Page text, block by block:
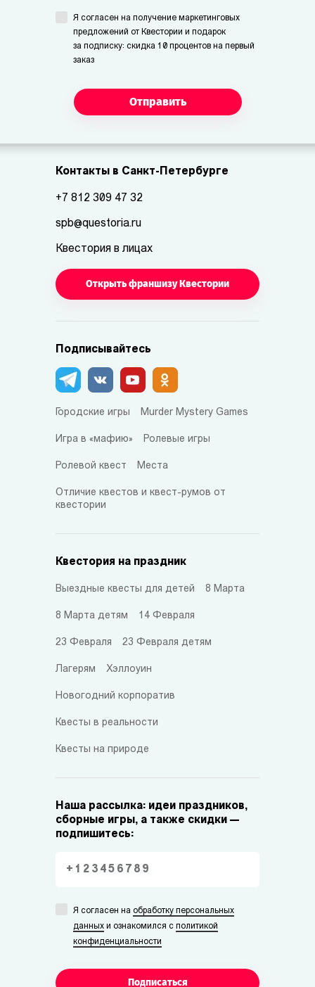
Я согласен на получение маркетинговых
предложений от Квестории и подарок
за подписку: скидка 10 процентов на первый
заказ
Отправить
Контакты в Санкт-Петербурге
+7 812 309 47 32
spb@questoria.ru
Квестория в лицах
Открыть франшизу Квестории
Подписывайтесь
Городские игры Murder Mystery Games
Игра в «мафию» Ролевые игры
Ролевой квест Места
Отличие квестов и квест-румов от
квестории
Квестория на праздник
Выездные квесты для детей 8 Марта
8 Марта детям 14 Февраля
23 Февраля 23 Февраля детям
Лагерям Хэллоуин
Новогодний корпоратив
Квесты в реальности
Квесты на природе
Наша рассылка: идеи праздников,
сборные игры, а также скидки —
подпишитесь:
Я согласен на обработку персональных
данных и ознакомился с политикой
конфиденциальности
Подписаться